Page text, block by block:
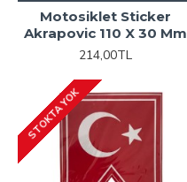
Motosiklet Sticker
Akrapovic 110 X 30 Mm
214,00TL
STOKTA YOK